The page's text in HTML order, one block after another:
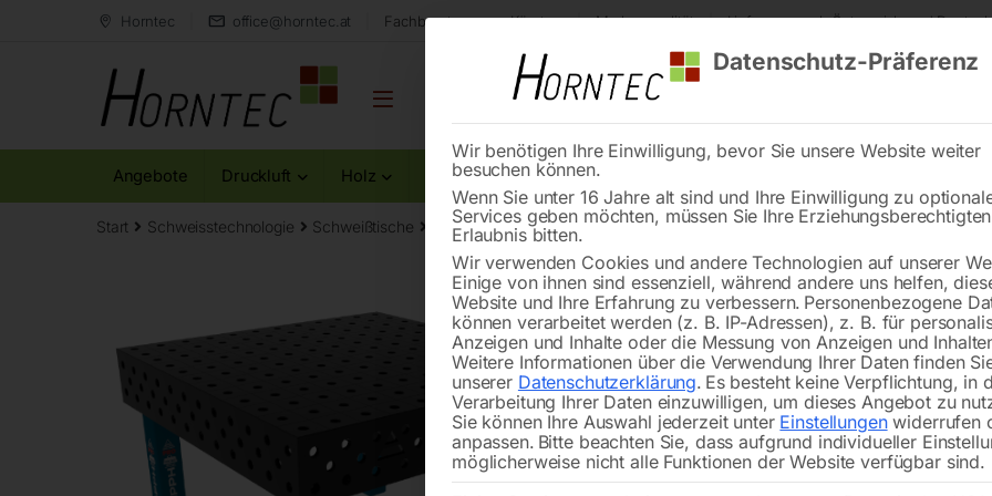
Horntec office@horntec.at Fachberatung aus Kärnten Markenqualität Lieferung nach Österreich und
Angebote Druckluft Holz Metall Reinigung
Start Schweisstechnologie Schweißtische Edelstahl Schweißtisch PRO 1200×1200 mm 28-100×100
🔍
Edelstahl
Datenschutz-Präferenz
Wir benötigen Ihre Einwilligung, bevor Sie unsere Website weiter
besuchen können.
Wenn Sie unter 16 Jahre alt sind und Ihre Einwilligung zu
Services geben möchten, müssen Sie Ihre
Erlaubnis bitten.
Wir verwenden Cookies und andere Technologien auf unserer
Einige von ihnen sind essenziell, während andere uns helfen,
Website und Ihre Erfahrung zu verbessern. Personenbezogene
können verarbeitet werden (z. B. IP-Adressen), z. B. für
Anzeigen und Inhalte oder die Messung von Anzeigen und
Weitere Informationen über die Verwendung Ihrer Daten finden
unserer Datenschutzerklärung. Es besteht keine Verpflichtung, in
Verarbeitung Ihrer Daten einzuwilligen, um dieses Angebot zu
Sie können Ihre Auswahl jederzeit unter Einstellungenwiderrufen
anpassen. Bitte beachten Sie, dass aufgrund individueller
möglicherweise nicht alle Funktionen der Website verfügbar sind.